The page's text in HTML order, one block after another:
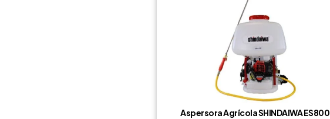
Aspersora Agrícola SHINDAIWA ES800